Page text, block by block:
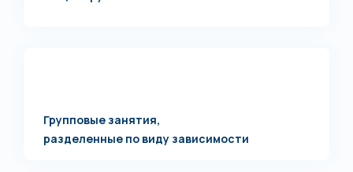
Групповые занятия,
разделенные по виду зависимости